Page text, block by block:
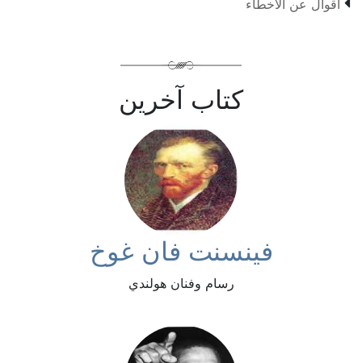
أقوال عن الأخطاء
كتاب آخرين
فينسنت فان غوخ
رسام وفنان هولندي